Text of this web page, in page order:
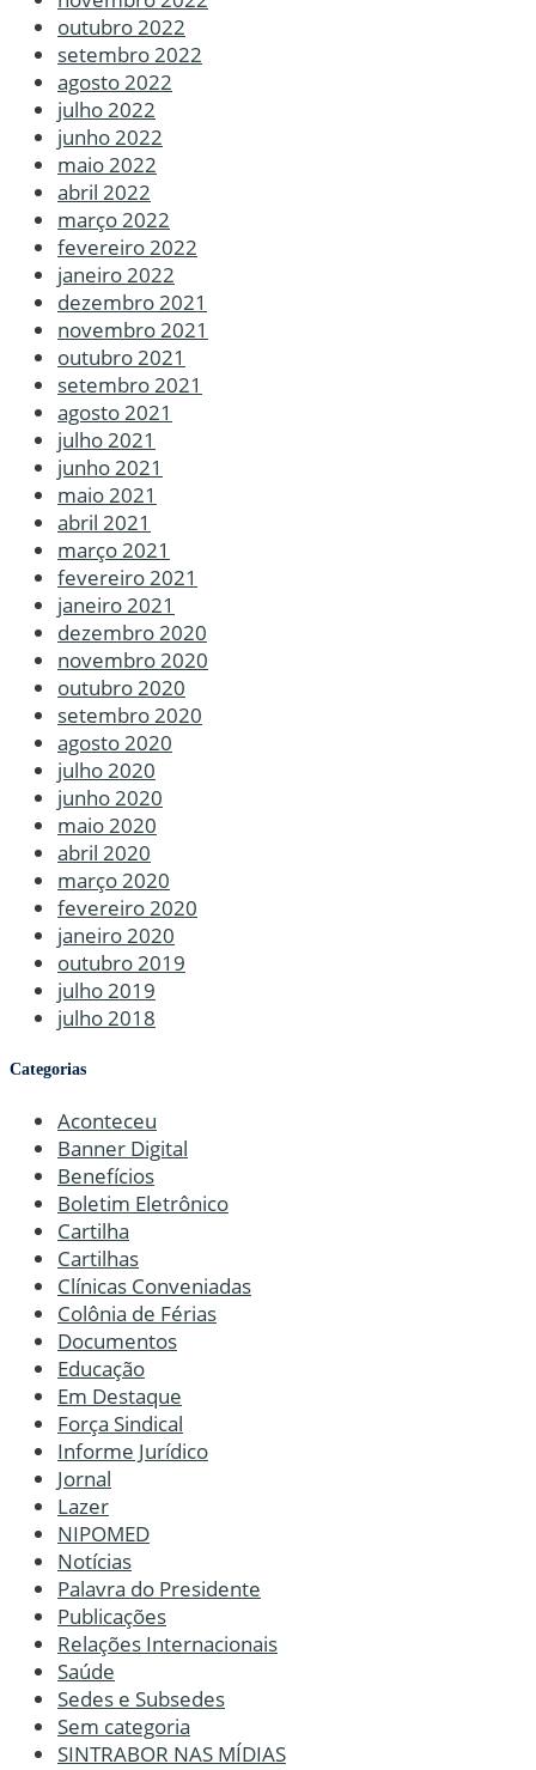
outubro 2022
setembro 2022
agosto 2022
julho 2022
junho 2022
maio 2022
abril 2022
março 2022
fevereiro 2022
janeiro 2022
dezembro 2021
novembro 2021
outubro 2021
setembro 2021
agosto 2021
julho 2021
junho 2021
maio 2021
abril 2021
março 2021
fevereiro 2021
janeiro 2021
dezembro 2020
novembro 2020
outubro 2020
setembro 2020
agosto 2020
julho 2020
junho 2020
maio 2020
abril 2020
março 2020
fevereiro 2020
janeiro 2020
outubro 2019
julho 2019
julho 2018
Categorias
Aconteceu
Banner Digital
Benefícios
Boletim Eletrônico
Cartilha
Cartilhas
Clínicas Conveniadas
Colônia de Férias
Documentos
Educação
Em Destaque
Força Sindical
Informe Jurídico
Jornal
Lazer
NIPOMED
Notícias
Palavra do Presidente
Publicações
Relações Internacionais
Saúde
Sedes e Subsedes
Sem categoria
SINTRABOR NAS MÍDIAS